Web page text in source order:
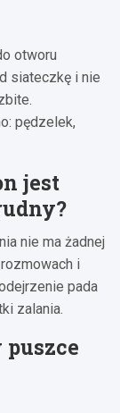
otworu
siateczkę i nie
pędzelek,
jest
nie ma żadnej
i
pada
zalania.
puszce